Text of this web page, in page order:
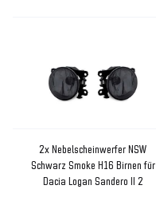
2x Nebelscheinwerfer NSW
Schwarz Smoke H16 Birnen für
Dacia Logan Sandero II 2